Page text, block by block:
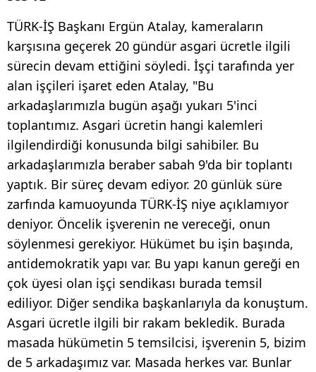
TÜRK-İŞ Başkanı Ergün Atalay, kameraların
karşısına geçerek 20 gündür asgari ücretle ilgili
sürecin devam ettiğini söyledi. İşçi tarafında yer
alan işçileri işaret eden Atalay, "Bu
arkadaşlarımızla bugün aşağı yukarı 5'inci
toplantımız. Asgari ücretin hangi kalemleri
ilgilendirdiği konusunda bilgi sahibiler. Bu
arkadaşlarımızla beraber sabah 9'da bir toplantı
yaptık. Bir süreç devam ediyor. 20 günlük süre
zarfında kamuoyunda TÜRK-İŞ niye açıklamıyor
deniyor. Öncelik işverenin ne vereceği, onun
söylenmesi gerekiyor. Hükümet bu işin başında,
antidemokratik yapı var. Bu yapı kanun gereği en
çok üyesi olan işçi sendikası burada temsil
ediliyor. Diğer sendika başkanlarıyla da konuştum.
Asgari ücretle ilgili bir rakam bekledik. Burada
masada hükümetin 5 temsilcisi, işverenin 5, bizim
de 5 arkadaşımız var. Masada herkes var. Bunlar